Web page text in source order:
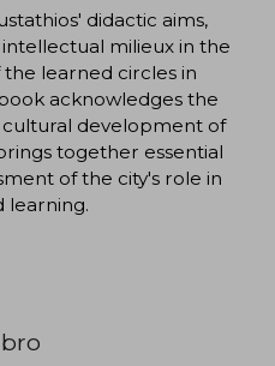
didactic aims,
milieux in the
learned circles in
acknowledges the
cultural development of
together essential
of the city's role in
learning.